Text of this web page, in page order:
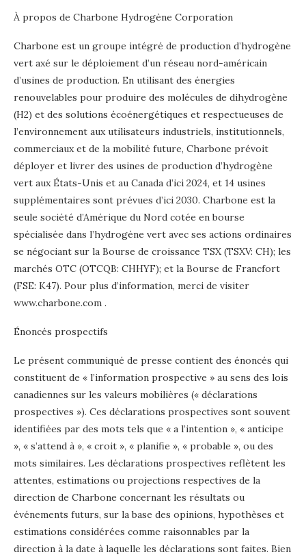
À propos de Charbone Hydrogène Corporation
Charbone est un groupe intégré de production d’hydrogène
vert axé sur le déploiement d’un réseau nord-américain
d’usines de production. En utilisant des énergies
renouvelables pour produire des molécules de dihydrogène
(H2) et des solutions écoénergétiques et respectueuses de
l’environnement aux utilisateurs industriels, institutionnels,
commerciaux et de la mobilité future, Charbone prévoit
déployer et livrer des usines de production d’hydrogène
vert aux États-Unis et au Canada d’ici 2024, et 14 usines
supplémentaires sont prévues d’ici 2030. Charbone est la
seule société d’Amérique du Nord cotée en bourse
spécialisée dans l’hydrogène vert avec ses actions ordinaires
se négociant sur la Bourse de croissance TSX (TSXV: CH); les
marchés OTC (OTCQB: CHHYF); et la Bourse de Francfort
(FSE: K47). Pour plus d’information, merci de visiter
www.charbone.com .
Énoncés prospectifs
Le présent communiqué de presse contient des énoncés qui
constituent de « l’information prospective » au sens des lois
canadiennes sur les valeurs mobilières (« déclarations
prospectives »). Ces déclarations prospectives sont souvent
identifiées par des mots tels que « a l’intention », « anticipe
», « s’attend à », « croit », « planifie », « probable », ou des
mots similaires. Les déclarations prospectives reflètent les
attentes, estimations ou projections respectives de la
direction de Charbone concernant les résultats ou
événements futurs, sur la base des opinions, hypothèses et
estimations considérées comme raisonnables par la
direction à la date à laquelle les déclarations sont faites. Bien